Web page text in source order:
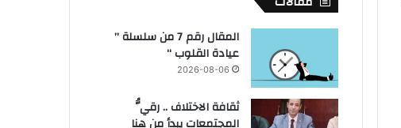
المقال رقم 7 من سلسلة ”
عيادة القلوب “
2026-08-06
ثقافة الاختلاف .. رقيُّ